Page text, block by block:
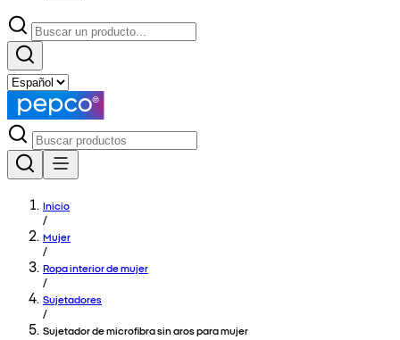
Inicio
/
Mujer
/
Ropa interior de mujer
/
Sujetadores
/
Sujetador de microfibra sin aros para mujer